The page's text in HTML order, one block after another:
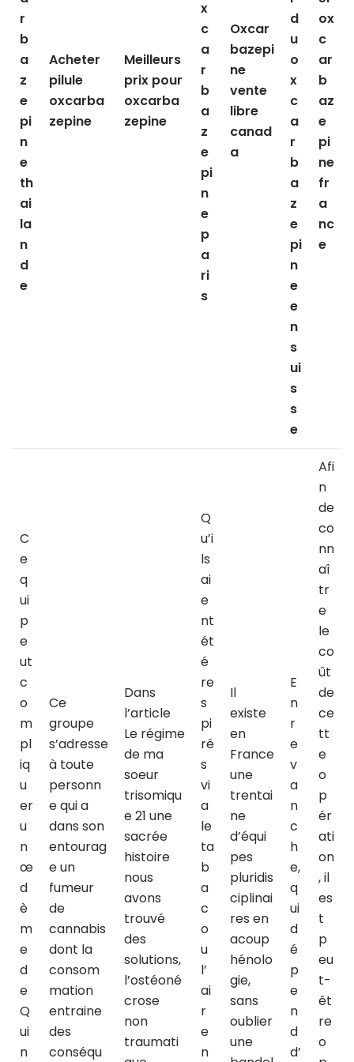
r
b
a
z
e
pi
n
e
th
ai
la
n
d
e
Acheter
pilule
oxcarba
zepine
Meilleurs
prix pour
oxcarba
zepine
x
c
a
r
b
a
z
e
pi
n
e
p
a
ri
s
Oxcar
bazepi
ne
vente
libre
canad
a
d
u
o
x
c
a
r
b
a
z
e
pi
n
e
e
n
s
ui
s
s
e
ox
c
ar
b
az
e
pi
ne
fr
a
nc
e
C
e
q
ui
p
e
ut
c
o
m
pl
iq
u
er
u
n
œ
d
è
m
e
d
e
Q
ui
n
Ce
groupe
s’adresse
à toute
personn
e qui a
dans son
entourag
e un
fumeur
de
cannabis
dont la
consom
mation
entraine
des
conséqu
Dans
l’article
Le régime
de ma
soeur
trisomiqu
e 21 une
sacrée
histoire
nous
avons
trouvé
des
solutions,
l’ostéoné
crose
non
traumati
Q
u’i
ls
ai
e
nt
ét
é
re
s
pi
ré
s
vi
a
le
ta
b
a
c
o
u
l’
ai
r
e
n
Il
existe
en
France
une
trentai
ne
d’équi
pes
pluridis
ciplinai
res en
acoup
hénolo
gie,
sans
oublier
une
E
n
r
e
v
a
n
c
h
e,
q
ui
d
é
p
e
n
d
d’
Afi
n
de
co
nn
aî
tr
e
le
co
ût
de
ce
tt
e
o
p
ér
ati
on
, il
es
t
p
eu
t-
êt
re
o